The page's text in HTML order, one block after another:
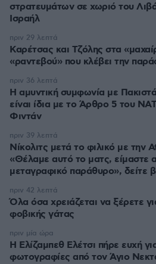
στρατευμάτων σε χωριό του
Ισραήλ
Καρέτσας και Τζόλης στα
«ραντεβού» που κλέβει την
πριν 29 λεπτά
Η αμυντική συμφωνία με
είναι ίδια με το Άρθρο 5 του
Φιντάν
πριν 36 λεπτά
Νίκολιτς μετά το φιλικό με την
«Θέλαμε αυτό το ματς, είμαστε
μεταγραφικό παράθυρο», δείτε
πριν 39 λεπτά
Όλα όσα χρειάζεται να ξέρετε
φοβικής γάτας
πριν 42 λεπτά
Η Ελίζαμπεθ Ελέτσι πήρε ευχή
φωτογραφίες από τον Άγιο
πριν μία ώρα